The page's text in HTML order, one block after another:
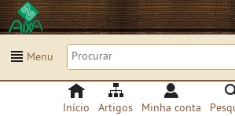
Menu
Início Artigos Minha conta